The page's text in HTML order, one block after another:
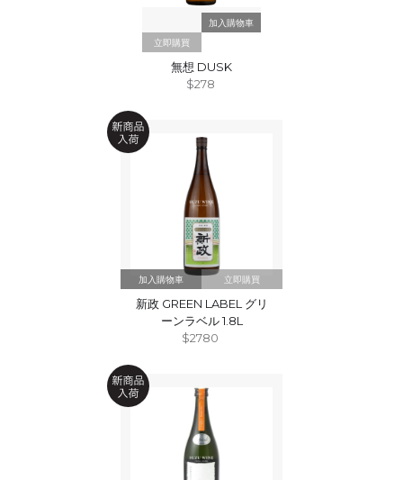
立即購買
無想 DUSK
$278
立即購買
新政 GREEN LABEL グリ
ーンラベル 1.8L
$2780